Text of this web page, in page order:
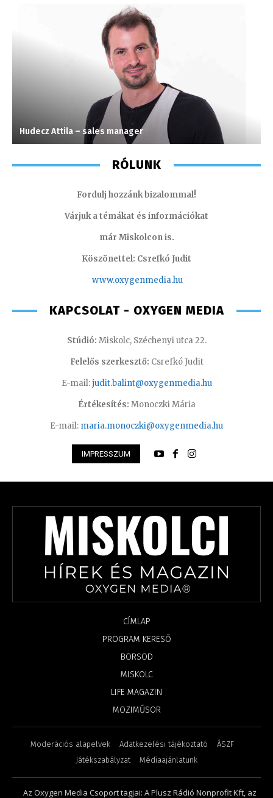
Hudecz Attila – sales manager
RÓLUNK
Fordulj hozzánk bizalommal!
Várjuk a témákat és információkat
már Miskolcon is.
Köszönettel: Csrefkó Judit
www.oxygenmedia.hu
KAPCSOLAT - OXYGEN MEDIA
Stúdió: Miskolc, Széchenyi utca 22.
Felelős szerkesztő: Csrefkó Judit
E-mail:judit.balint@oxygenmedia.hu
Értékesítés: Monoczki Mária
E-mail: maria.monoczki@oxygenmedia.hu
IMPRESSZUM
CÍMLAP
PROGRAM KERESŐ
BORSOD
MISKOLC
LIFE MAGAZIN
MOZIMŰSOR
Moderációs alapelvek Adatkezelési tájékoztató
ÁSZF
Játékszabályzat
Médiaajánlatunk
Az Oxygen Media Csoport tagjai: A Plusz Rádió Nonprofit Kft, az